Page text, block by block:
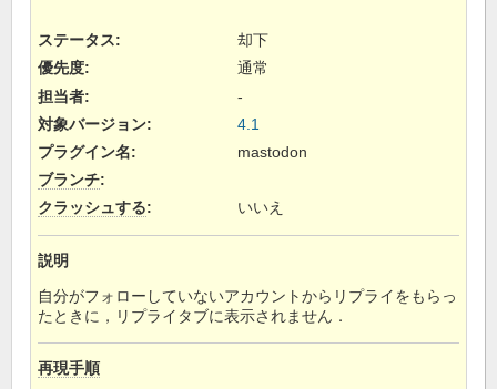
ステータス:
却下
優先度:
通常
担当者:
-
対象バージョン:
4.1
プラグイン名:
mastodon
ブランチ:
クラッシュする: いいえ
説明
自分がフォローしていないアカウントからリプライをもらっ
たときに，リプライタブに表示されません．
再現手順